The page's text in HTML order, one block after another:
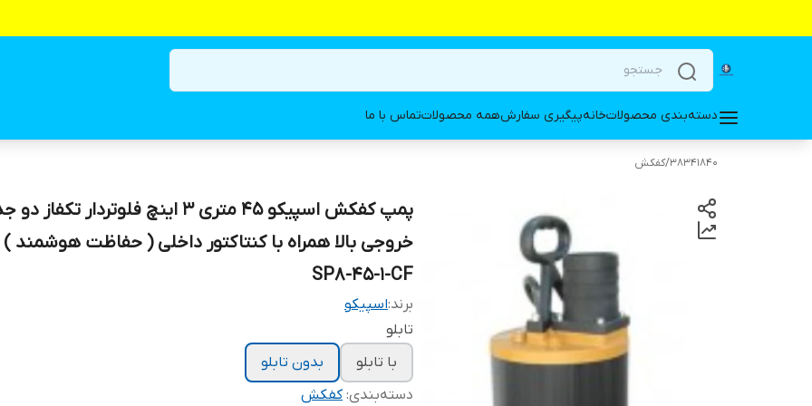
دسته‌بندی محصولاتخانهپیگیری سفارشهمه محصولاتتماس با ما
38341840
/کفکش
پمپ کفکش اسپیکو ۴۵ متری ۳ اینچ فلوتردار تکفاز
خروجی بالا همراه با کنتاکتور داخلی ( حفاظت هوشمند
SP8-45-1-CF
برند:اسپیکو
تابلو
با تابلو
بدون تابلو
دسته‌بندی:کفکش